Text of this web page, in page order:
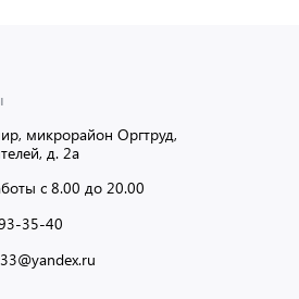
микрорайон Оргтруд,
д. 2а
с 8.00 до 20.00
35-40